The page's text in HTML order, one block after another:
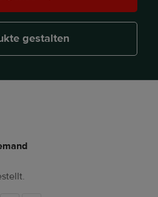
gestalten